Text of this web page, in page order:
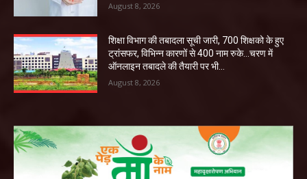
August 8, 2026
शिक्षा विभाग की तबादला सूची जारी, 700 शिक्षको के हुए
ट्रांसफर, विभिन्न कारणों से 400 नाम रुके…चरण में
ऑनलाइन तबादले की तैयारी पर भी...
August 8, 2026